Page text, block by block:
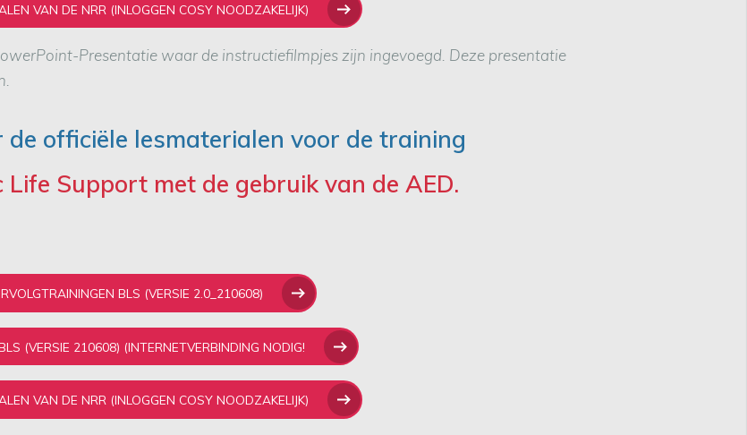
VAN DE NRR (INLOGGEN COSY NOODZAKELIJK)
Presentatie waar de instructiefilmpjes zijn ingevoegd. Deze presentatie
de officiële lesmaterialen voor de training
Life Support met de gebruik van de AED.
BLS (VERSIE 2.0_210608)
(VERSIE 210608) (INTERNETVERBINDING NODIG!
VAN DE NRR (INLOGGEN COSY NOODZAKELIJK)